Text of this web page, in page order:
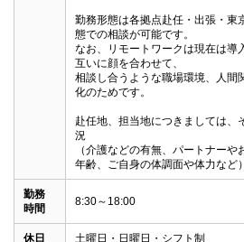
勤務形態は各拠点赴任・出張・東
態での相談が可能です。
なお、リモートワークは現在は導
互いに顔を合わせて、
相談し合うような職場環境、人間
化のためです。
赴任地、担当地につきましては、
況
（介護などの有無、パートナー
年齢、ご自身の体調面や体力など
勤務
時間
8:30～18:00
休日 土曜日・日曜日・シフト制